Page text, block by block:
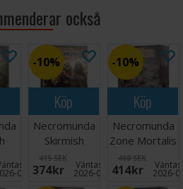
av 66 plastkomponenter. Dessa
och kräver montering.
är avsedda att
också
in:
08-21
Köp
10%
Necromunda
Skirmish
Gangs of
Outlands
415 SEK
374 SEK Väntas in:
2026-08-21
Köp
10%
Necromunda
Zone Mortalis
Factoria Pipes
460 SEK
414 SEK 2026-